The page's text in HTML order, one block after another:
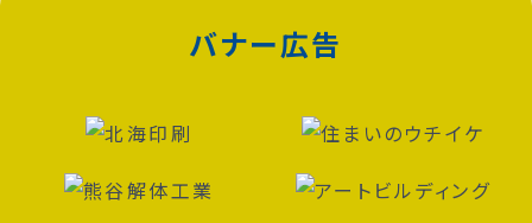
バナー広告